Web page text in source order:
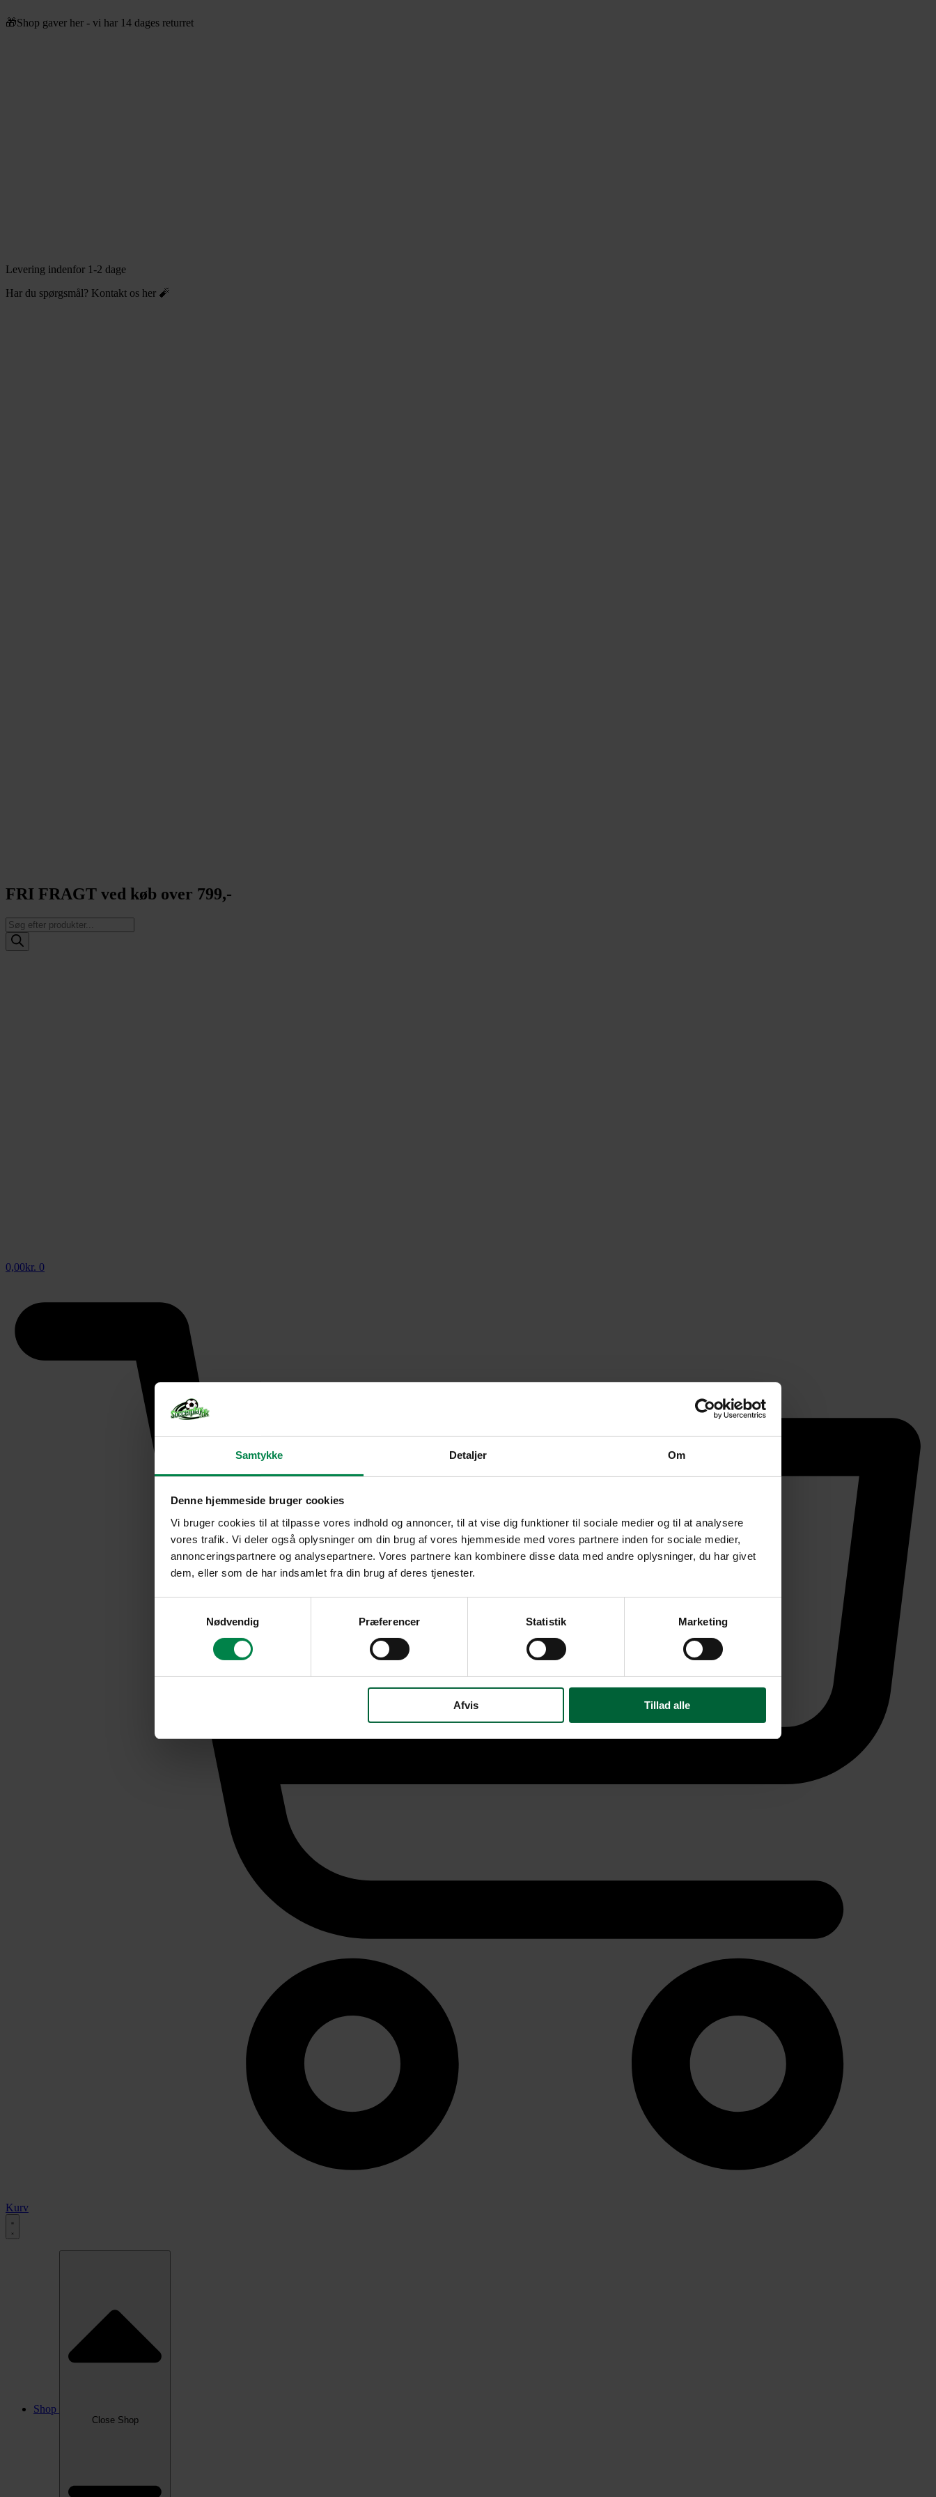
Samtykke Detaljer Om
Denne hjemmeside bruger cookies
Vi bruger cookies til at tilpasse vores indhold og annoncer, til at vise dig funktioner til sociale medier og til at analysere
vores trafik. Vi deler også oplysninger om din brug af vores hjemmeside med vores partnere inden for sociale medier,
annonceringspartnere og analysepartnere. Vores partnere kan kombinere disse data med andre oplysninger, du har givet
dem, eller som de har indsamlet fra din brug af deres tjenester.
Nødvendig
Præferencer Statistik Marketing
Afvis Tillad alle
til
🎁Shop gaver her - vi har 14 dages returret
Levering indenfor 1-2 dage
Har du spørgsmål? Kontakt os her 🧨
FRI FRAGT ved køb over 799,-
Products
search
0,00kr. 0
Kurv
Shop
Close Shop